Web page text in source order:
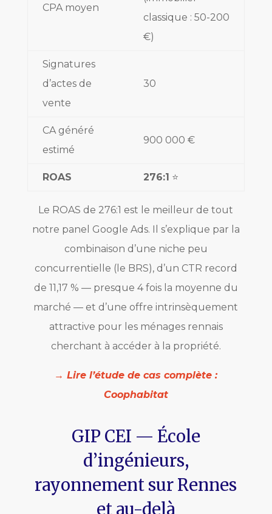
CPA moyen
classique : 50-200
€)
Signatures
d’actes de
vente
30
CA généré
estimé
900 000 €
ROAS 276:1 ⭐
Le ROAS de 276:1 est le meilleur de tout
notre panel Google Ads. Il s’explique par la
combinaison d’une niche peu
concurrentielle (le BRS), d’un CTR record
de 11,17 % — presque 4 fois la moyenne du
marché — et d’une offre intrinsèquement
attractive pour les ménages rennais
cherchant à accéder à la propriété.
→ Lire l’étude de cas complète :
Coophabitat
GIP CEI — École
d’ingénieurs,
rayonnement sur Rennes
et au-delà